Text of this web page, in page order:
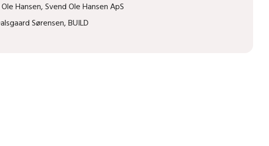
Hansen, Svend Ole Hansen ApS
Sørensen, BUILD